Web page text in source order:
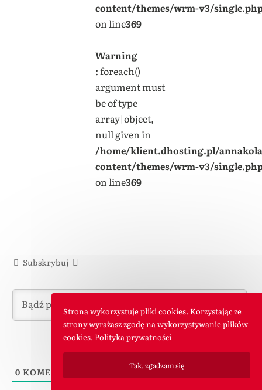
content/themes/wrm-v3/
on line369
Warning
: foreach()
argument must
be of type
array|object,
null given in
/home/klient.dhosting.pl/
content/themes/wrm-v3/
on line369
Subskrybuj
0 KOMENTARZE
Strona wykorzystuje pliki cookies. Korzystając ze
strony wyrażasz zgodę na wykorzystywanie plików
cookies. Polityka prywatności
Tak, zgadzam się